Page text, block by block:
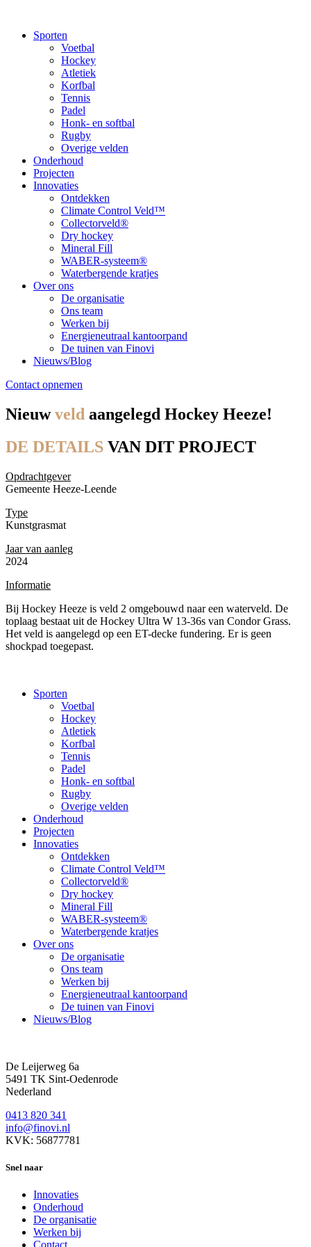
Sporten
Voetbal
Hockey
Atletiek
Korfbal
Tennis
Padel
Honk- en softbal
Rugby
Overige velden
Onderhoud
Projecten
Innovaties
Ontdekken
Climate Control Veld™
Collectorveld®
Dry hockey
Mineral Fill
WABER-systeem®
Waterbergende kratjes
Over ons
De organisatie
Ons team
Werken bij
Energieneutraal kantoorpand
De tuinen van Finovi
Nieuws/Blog
Contact opnemen
Nieuwveld aangelegd Hockey Heeze!
DE DETAILS VAN DIT PROJECT
Opdrachtgever
Gemeente Heeze-Leende
Type
Kunstgrasmat
Jaar van aanleg
2024
Informatie
Bij Hockey Heeze is veld 2 omgebouwd naar een waterveld. De
toplaag bestaat uit de Hockey Ultra W 13-36s van Condor Grass.
Het veld is aangelegd op een ET-decke fundering. Er is geen
shockpad toegepast.
Sporten
Voetbal
Hockey
Atletiek
Korfbal
Tennis
Padel
Honk- en softbal
Rugby
Overige velden
Onderhoud
Projecten
Innovaties
Ontdekken
Climate Control Veld™
Collectorveld®
Dry hockey
Mineral Fill
WABER-systeem®
Waterbergende kratjes
Over ons
De organisatie
Ons team
Werken bij
Energieneutraal kantoorpand
De tuinen van Finovi
Nieuws/Blog
De Leijerweg 6a
5491 TK Sint-Oedenrode
Nederland
0413 820 341
info@finovi.nl
KVK: 56877781
Snel naar
Innovaties
Onderhoud
De organisatie
Werken bij
Contact